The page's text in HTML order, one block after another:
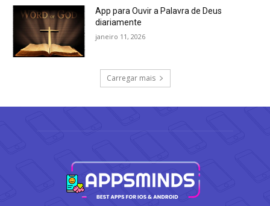
App para Ouvir a Palavra de Deus
diariamente
janeiro 11, 2026
Carregar mais